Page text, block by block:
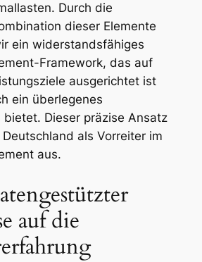
Durch die
dieser Elemente
ein widerstandsfähiges
Framework, das auf
ausgerichtet ist
ein überlegenes
bietet. Dieser präzise Ansatz
als Vorreiter im
aus.
auf die